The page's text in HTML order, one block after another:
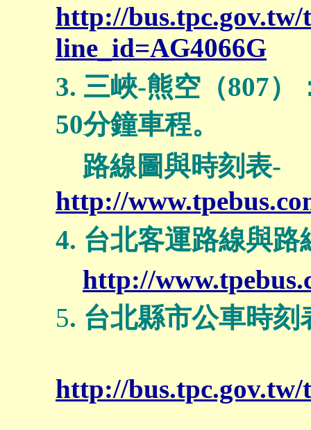
http://
line_id=AG4066G
3. 三峽-熊空（807
50分鐘車程。
路線圖與時刻表-
http://
4. 台北客運路線與路
http://
5. 台北縣市公車時刻
http://